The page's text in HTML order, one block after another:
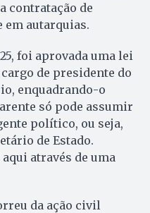
contratação de
autarquias.
foi aprovada uma lei
de presidente do
enquadrando-o
só pode assumir
político, ou seja,
de Estado.
através de uma
da ação civil